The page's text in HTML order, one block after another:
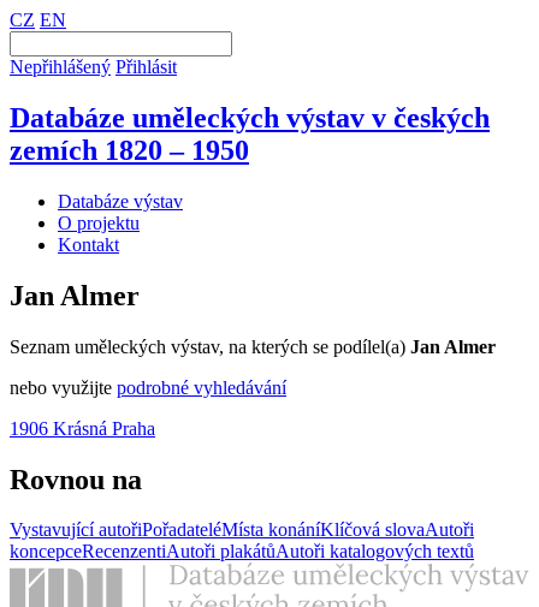
CZ EN
Nepřihlášený Přihlásit
Databáze uměleckých výstav v českých
zemích 1820 – 1950
Databáze výstav
O projektu
Kontakt
Jan Almer
Seznam uměleckých výstav, na kterých se podílel(a) Jan Almer
nebo využijte podrobné vyhledávání
1906 Krásná Praha
Rovnou na
Vystavující autořiPořadateléMísta konáníKlíčová slovaAutoři
koncepceRecenzentiAutoři plakátůAutoři katalogových textů